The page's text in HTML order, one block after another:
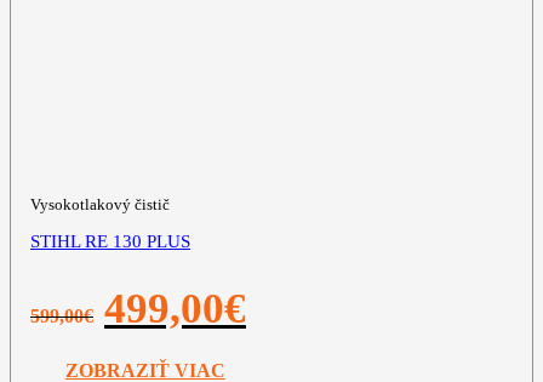
Vysokotlakový čistič
STIHL RE 130 PLUS
599,00€
Pôvodná
cena
599,00€.
499,00€
ZOBRAZIŤ VIAC